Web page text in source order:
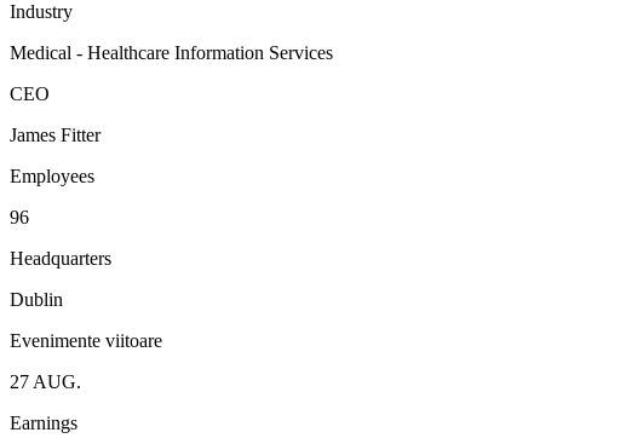
Industry
Medical - Healthcare Information Services
CEO
James Fitter
Employees
96
Headquarters
Dublin
Evenimente viitoare
27 AUG.
Earnings